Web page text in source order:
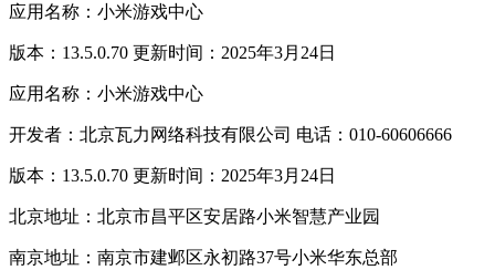
应用名称：小米游戏中心
版本：13.5.0.70 更新时间：2025年3月24日
应用名称：小米游戏中心
开发者：北京瓦力网络科技有限公司 电话：010-60606666
版本：13.5.0.70 更新时间：2025年3月24日
北京地址：北京市昌平区安居路小米智慧产业园
南京地址：南京市建邺区永初路37号小米华东总部